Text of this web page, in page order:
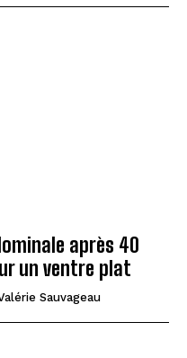
après 40
un ventre plat
Sauvageau